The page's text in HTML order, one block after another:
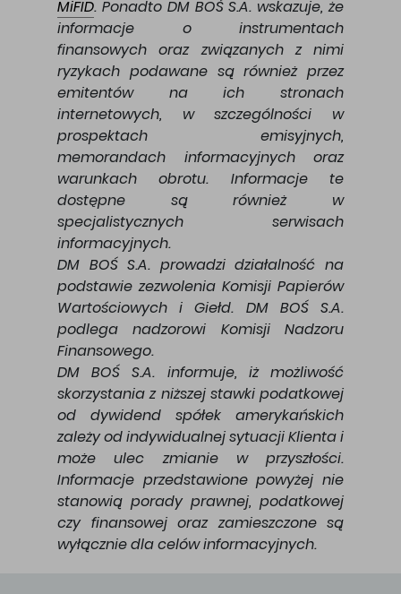
MiFID. Ponadto DM BOŚ S.A. wskazuje, że
informacje o instrumentach
finansowych oraz związanych z nimi
ryzykach podawane są również przez
emitentów na ich stronach
internetowych, w szczególności w
prospektach emisyjnych,
memorandach informacyjnych oraz
warunkach obrotu. Informacje te
dostępne są również w
specjalistycznych serwisach
informacyjnych.
DM BOŚ S.A. prowadzi działalność na
podstawie zezwolenia Komisji Papierów
Wartościowych i Giełd. DM BOŚ S.A.
podlega nadzorowi Komisji Nadzoru
Finansowego.
DM BOŚ S.A. informuje, iż możliwość
skorzystania z niższej stawki podatkowej
od dywidend spółek amerykańskich
zależy od indywidualnej sytuacji Klienta i
może ulec zmianie w przyszłości.
Informacje przedstawione powyżej nie
stanowią porady prawnej, podatkowej
czy finansowej oraz zamieszczone są
wyłącznie dla celów informacyjnych.